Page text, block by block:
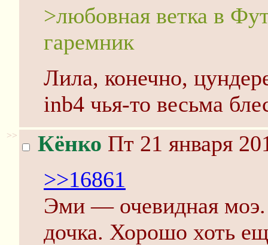
>любовная ветка в
гаремник
Лила, конечно,
inb4 чья-то весьма
>> Кёнко Пт 21 января
>>16861
Эми — очевидная моэ.
дочка. Хорошо хоть